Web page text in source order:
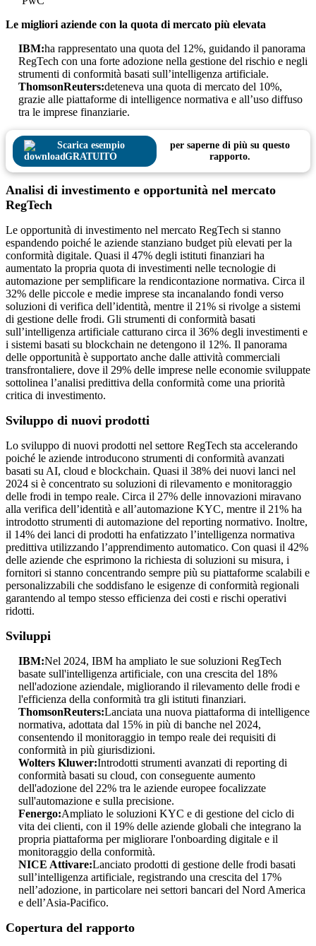
Le migliori aziende con la quota di mercato più elevata
IBM:ha rappresentato una quota del 12%, guidando il panorama
RegTech con una forte adozione nella gestione del rischio e negli
strumenti di conformità basati sull’intelligenza artificiale.
ThomsonReuters:deteneva una quota di mercato del 10%,
grazie alle piattaforme di intelligence normativa e all’uso diffuso
tra le imprese finanziarie.
Scarica esempio
GRATUITO
per saperne di più su questo
rapporto.
Analisi di investimento e opportunità nel mercato
RegTech
Le opportunità di investimento nel mercato RegTech si stanno
espandendo poiché le aziende stanziano budget più elevati per la
conformità digitale. Quasi il 47% degli istituti finanziari ha
aumentato la propria quota di investimenti nelle tecnologie di
automazione per semplificare la rendicontazione normativa. Circa il
32% delle piccole e medie imprese sta incanalando fondi verso
soluzioni di verifica dell’identità, mentre il 21% si rivolge a sistemi
di gestione delle frodi. Gli strumenti di conformità basati
sull’intelligenza artificiale catturano circa il 36% degli investimenti e
i sistemi basati su blockchain ne detengono il 12%. Il panorama
delle opportunità è supportato anche dalle attività commerciali
transfrontaliere, dove il 29% delle imprese nelle economie sviluppate
sottolinea l’analisi predittiva della conformità come una priorità
critica di investimento.
Sviluppo di nuovi prodotti
Lo sviluppo di nuovi prodotti nel settore RegTech sta accelerando
poiché le aziende introducono strumenti di conformità avanzati
basati su AI, cloud e blockchain. Quasi il 38% dei nuovi lanci nel
2024 si è concentrato su soluzioni di rilevamento e monitoraggio
delle frodi in tempo reale. Circa il 27% delle innovazioni miravano
alla verifica dell’identità e all’automazione KYC, mentre il 21% ha
introdotto strumenti di automazione del reporting normativo. Inoltre,
il 14% dei lanci di prodotti ha enfatizzato l’intelligenza normativa
predittiva utilizzando l’apprendimento automatico. Con quasi il 42%
delle aziende che esprimono la richiesta di soluzioni su misura, i
fornitori si stanno concentrando sempre più su piattaforme scalabili e
personalizzabili che soddisfano le esigenze di conformità regionali
garantendo al tempo stesso efficienza dei costi e rischi operativi
ridotti.
Sviluppi
IBM:Nel 2024, IBM ha ampliato le sue soluzioni RegTech
basate sull'intelligenza artificiale, con una crescita del 18%
nell'adozione aziendale, migliorando il rilevamento delle frodi e
l'efficienza della conformità tra gli istituti finanziari.
ThomsonReuters:Lanciata una nuova piattaforma di intelligence
normativa, adottata dal 15% in più di banche nel 2024,
consentendo il monitoraggio in tempo reale dei requisiti di
conformità in più giurisdizioni.
Wolters Kluwer:Introdotti strumenti avanzati di reporting di
conformità basati su cloud, con conseguente aumento
dell'adozione del 22% tra le aziende europee focalizzate
sull'automazione e sulla precisione.
Fenergo:Ampliato le soluzioni KYC e di gestione del ciclo di
vita dei clienti, con il 19% delle aziende globali che integrano la
propria piattaforma per migliorare l'onboarding digitale e il
monitoraggio della conformità.
NICE Attivare:Lanciato prodotti di gestione delle frodi basati
sull’intelligenza artificiale, registrando una crescita del 17%
nell’adozione, in particolare nei settori bancari del Nord America
e dell’Asia-Pacifico.
Copertura del rapporto